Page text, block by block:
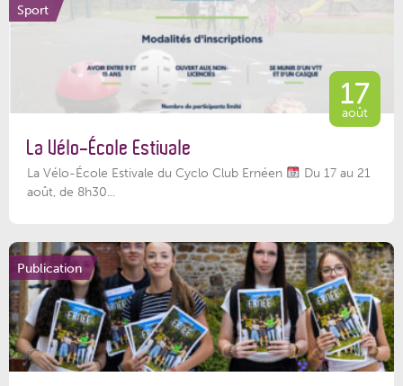
Sport
17
août
La Vélo-École Estivale
La Vélo-École Estivale du Cyclo Club Ernéen
Du 17 au 21
août, de 8h30...
Publication